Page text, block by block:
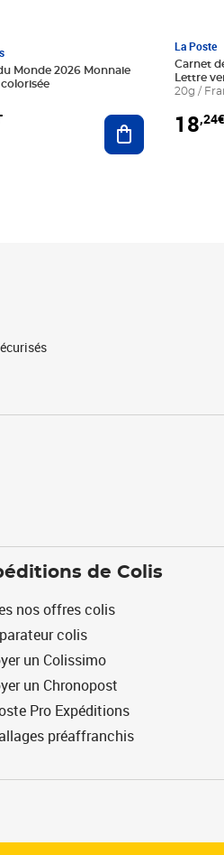
Monde 2026 Monnaie
Ajouter au
La Poste
Carnet
Lettre
20g /
18
de Colis
nos offres colis
colis
un Colissimo
un Chronopost
Pro Expéditions
préaffranchis